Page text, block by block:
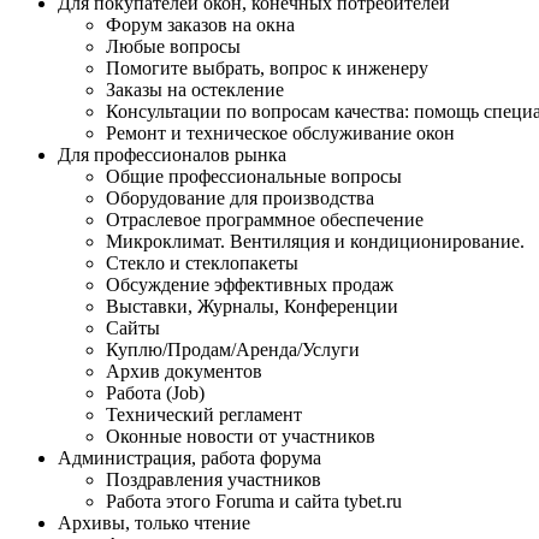
Форум заказов на окна
Любые вопросы
Помогите выбрать, вопрос к инженеру
Заказы на остекление
Консультации по вопросам качества: помощь
Ремонт и техническое обслуживание окон
Для профессионалов рынка
Общие профессиональные вопросы
Оборудование для производства
Отраслевое программное обеспечение
Микроклимат. Вентиляция и кондиционирование.
Стекло и стеклопакеты
Обсуждение эффективных продаж
Выставки, Журналы, Конференции
Сайты
Куплю/Продам/Аренда/Услуги
Архив документов
Работа (Job)
Технический регламент
Оконные новости от участников
Администрация, работа форума
Поздравления участников
Работа этого Forumа и сайта tybet.ru
Архивы, только чтение